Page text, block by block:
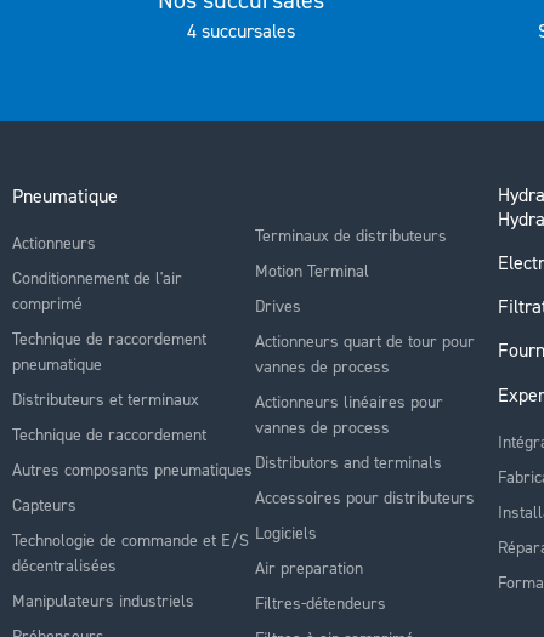
4 succursales
Pneumatique
Actionneurs
Conditionnement de l'air
comprimé
Technique de raccordement
pneumatique
Distributeurs et terminaux
Technique de raccordement
Autres composants pneumatiques
Capteurs
Technologie de commande et E/S
décentralisées
Manipulateurs industriels
Terminaux de distributeurs
Motion Terminal
Drives
Actionneurs quart de tour pour
vannes de process
Actionneurs linéaires pour
vannes de process
Distributors and terminals
Accessoires pour distributeurs
Logiciels
Air preparation
Filtres-détendeurs